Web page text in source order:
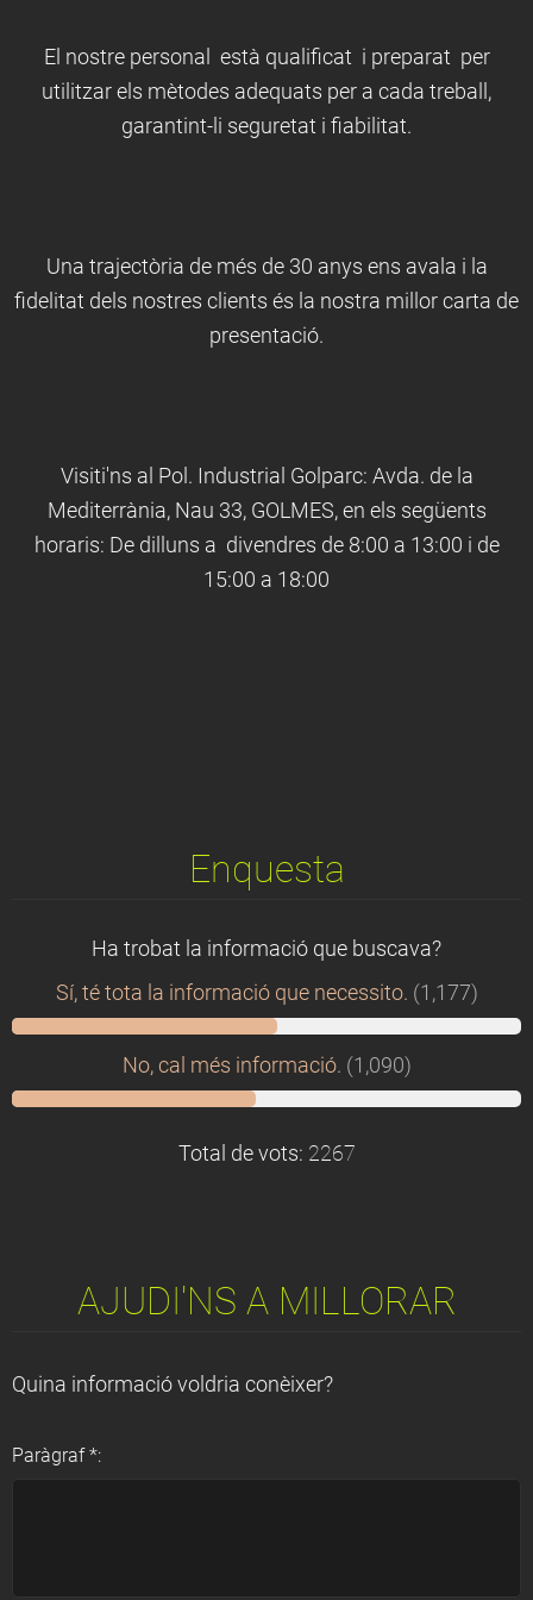
El nostre personal està qualificat i preparat per
utilitzar els mètodes adequats per a cada treball,
garantint-li seguretat i fiabilitat.
Una trajectòria de més de 30 anys ens avala i la
fidelitat dels nostres clients és la nostra millor carta de
presentació.
Visiti'ns al Pol. Industrial Golparc: Avda. de la
Mediterrània, Nau 33, GOLMES, en els següents
horaris: De dilluns a divendres de 8:00 a 13:00 i de
15:00 a 18:00
Enquesta
Ha trobat la informació que buscava?
Sí, té tota la informació que necessito. (1,177)
No, cal més informació. (1,090)
Total de vots: 2267
AJUDI'NS A MILLORAR
Quina informació voldria conèixer?
Paràgraf *: